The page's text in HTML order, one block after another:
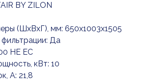
BY ZILON
(ШxВxГ), мм: 650x1003x1505
Да
HE EC
кВт: 10
А: 21,8